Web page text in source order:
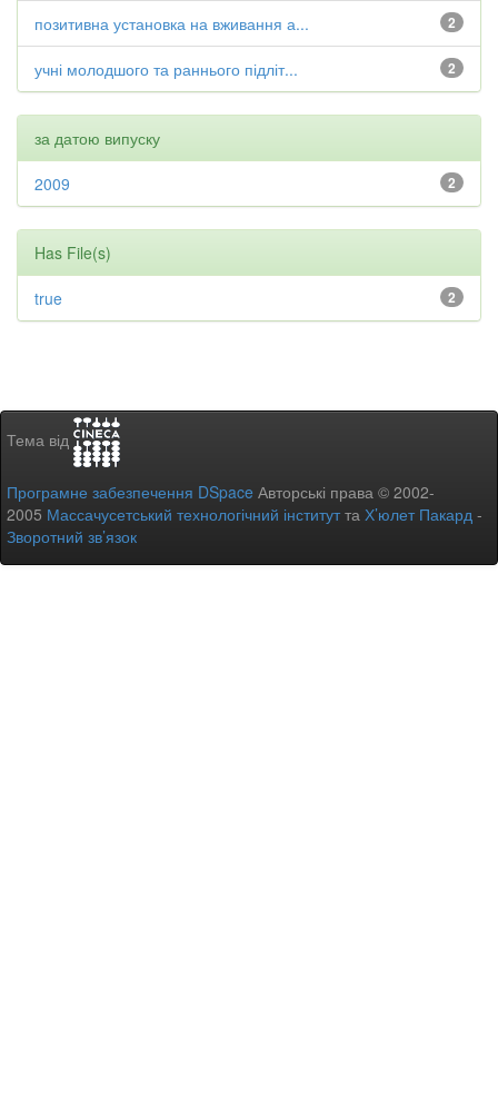
2
позитивна установка на вживання а...
2
учні молодшого та раннього підліт...
за датою випуску
2
2009
Has File(s)
2
true
Тема від
Програмне забезпечення DSpace Авторські права © 2002-
2005 Массачусетський технологічний інститутта Х’юлет Пакард -
Зворотний зв’язок